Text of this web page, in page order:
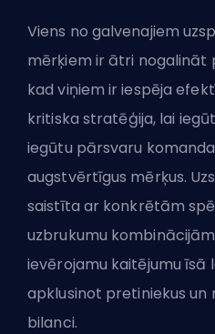
Viens no galvenajiem
mērķiem ir ātri nogalināt
kad viņiem ir iespēja
kritiska stratēģija, lai
iegūtu pārsvaru
augstvērtīgus mērķus.
saistīta ar konkrētām
uzbrukumu
ievērojamu kaitējumu īsā
apklusinot pretiniekus un
bilanci.